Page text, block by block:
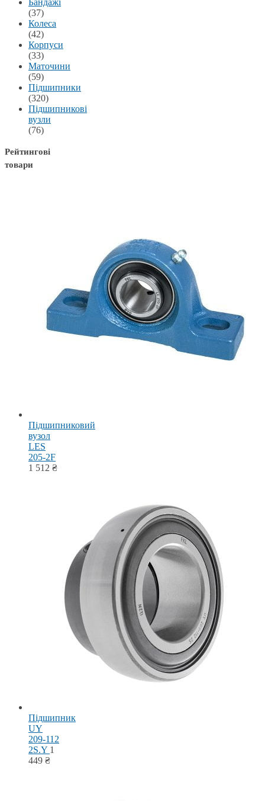
(37)
Колеса
(42)
Корпуси
(33)
Маточини
(59)
Підшипники
(320)
Підшипникові
вузли
(76)
Рейтингові
товари
Підшипниковий
вузол
LES
205-2F
1 512 ₴
Підшипник
UY
209-112
2S.Y 1
449 ₴